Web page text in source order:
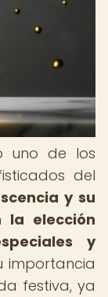
uno de los
del
y su
la elección
y
importancia
festiva, ya